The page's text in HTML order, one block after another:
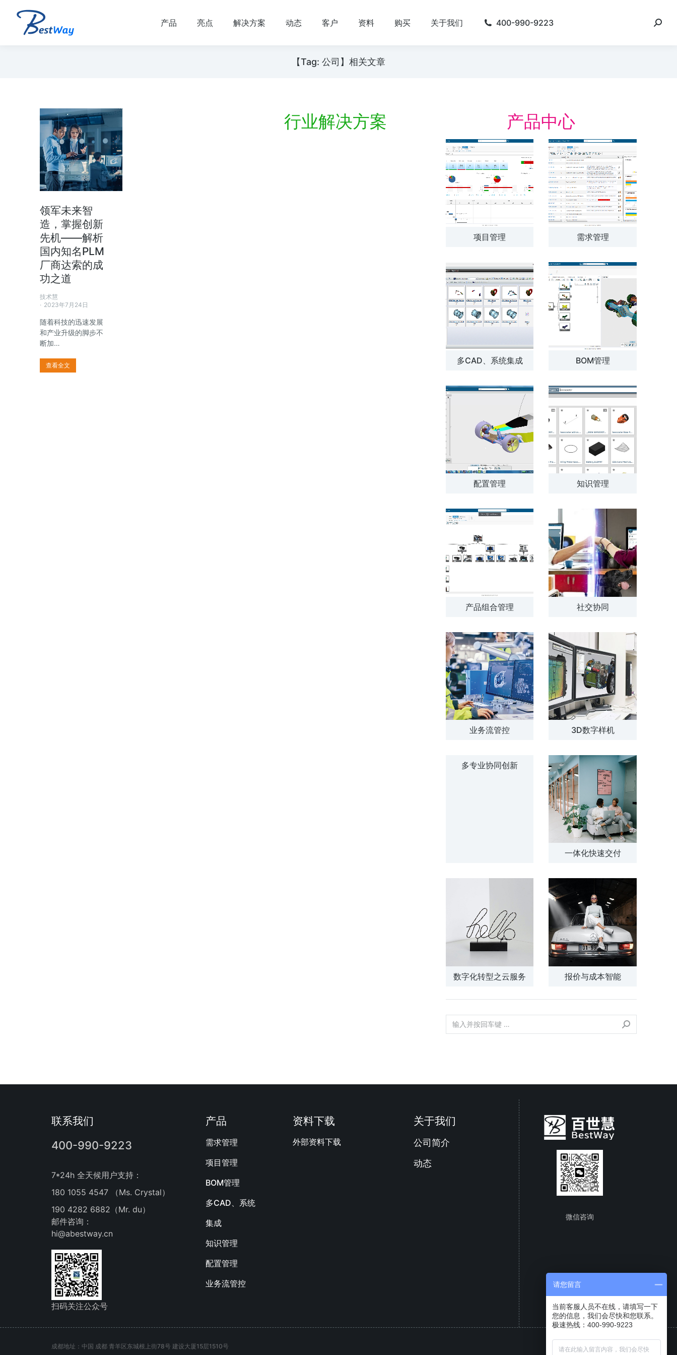
产品 亮点 解决方案 动态 客户 资料 购买 关于我们 400-990-9223
【Tag: 公司】相关文章
领军未来智
造，掌握创新
先机——解析
国内知名PLM
厂商达索的成
功之道
技术慧
2023年7月24日
随着科技的迅速发展
和产业升级的脚步不
断加…
查看全文
行业解决方案 产品中心
项目管理 需求管理
多CAD、系统集成 BOM管理
配置管理 知识管理
产品组合管理 社交协同
业务流管控 3D数字样机
多专业协同创新
一体化快速交付
数字化转型之云服务 报价与成本智能
联系我们
400-990-9223
7*24h 全天候用户支持：
180 1055 4547 （Ms. Crystal）
190 4282 6882（Mr. du）
邮件咨询：
hi@abestway.cn
扫码关注公众号
产品
需求管理
项目管理
BOM管理
多CAD、系统
集成
知识管理
配置管理
业务流管控
资料下载
外部资料下载
关于我们
公司简介
动态
微信咨询
成都地址：中国 成都 青羊区东城根上街78号 建设大厦15层1510号 成都百世慧 CATIA
请您留言
当前客服人员不在线，请填写一下
您的信息，我们会尽快和您联系。
极速热线：400-990-9223